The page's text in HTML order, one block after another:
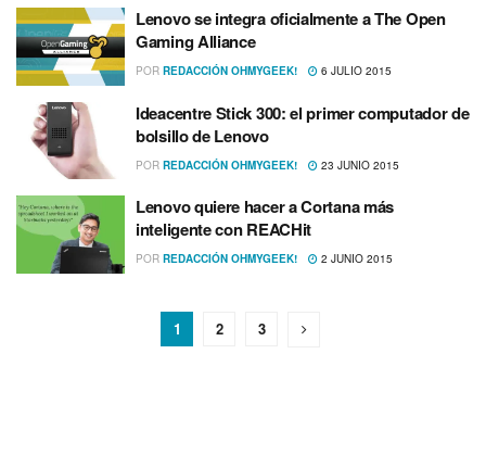
Lenovo se integra oficialmente a The Open
Gaming Alliance
POR REDACCIÓN OHMYGEEK! 6 JULIO 2015
Ideacentre Stick 300: el primer computador de
bolsillo de Lenovo
POR REDACCIÓN OHMYGEEK! 23 JUNIO 2015
Lenovo quiere hacer a Cortana más
inteligente con REACHit
POR REDACCIÓN OHMYGEEK! 2 JUNIO 2015
1 2 3